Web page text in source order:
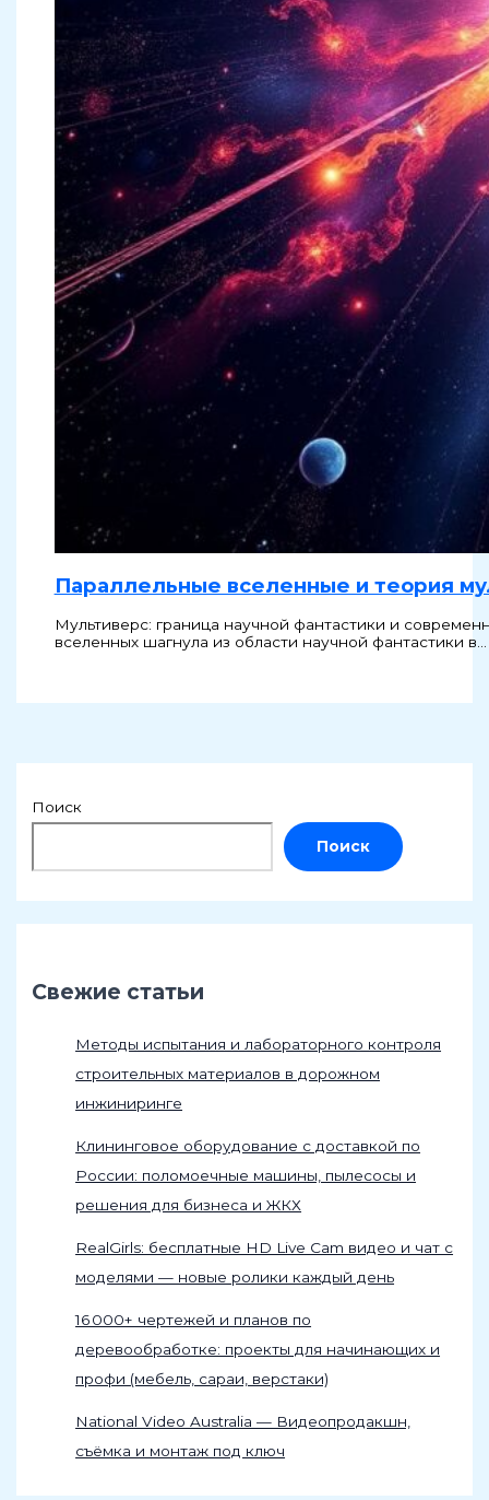
Параллельные вселенные и теория
Мультиверс: граница научной фантастики и
вселенных шагнула из области научной фантастики в…
Поиск
Поиск
Свежие статьи
Методы испытания и лабораторного контроля
строительных материалов в дорожном
инжиниринге
Клининговое оборудование с доставкой по
России: поломоечные машины, пылесосы и
решения для бизнеса и ЖКХ
RealGirls: бесплатные HD Live Cam видео и чат с
моделями — новые ролики каждый день
16 000+ чертежей и планов по
деревообработке: проекты для начинающих и
профи (мебель, сараи, верстаки)
National Video Australia — Видеопродакшн,
съёмка и монтаж под ключ